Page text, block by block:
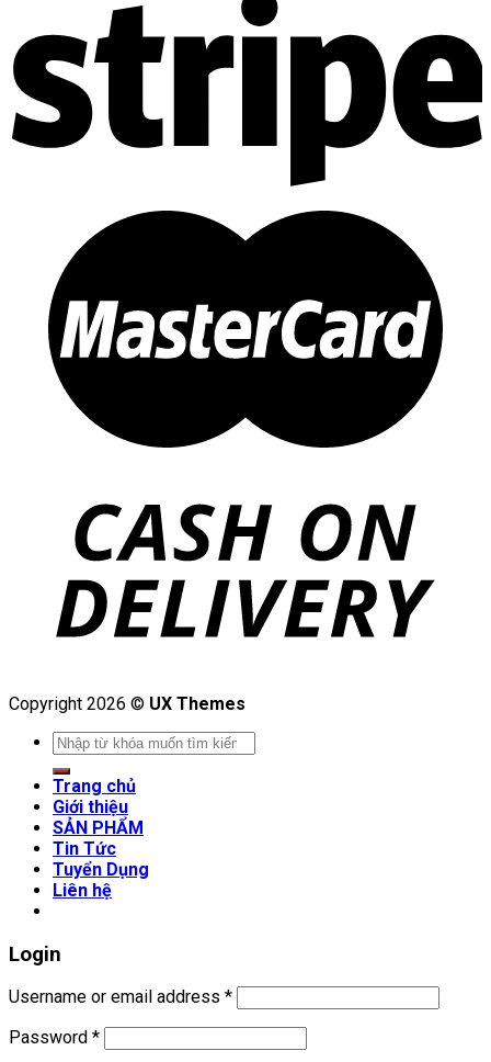
Copyright 2026 © UX Themes
Search
for:
Trang chủ
Giới thiệu
SẢN PHẨM
Tin Tức
Tuyển Dụng
Liên hệ
Login
Username or email address *
Password *